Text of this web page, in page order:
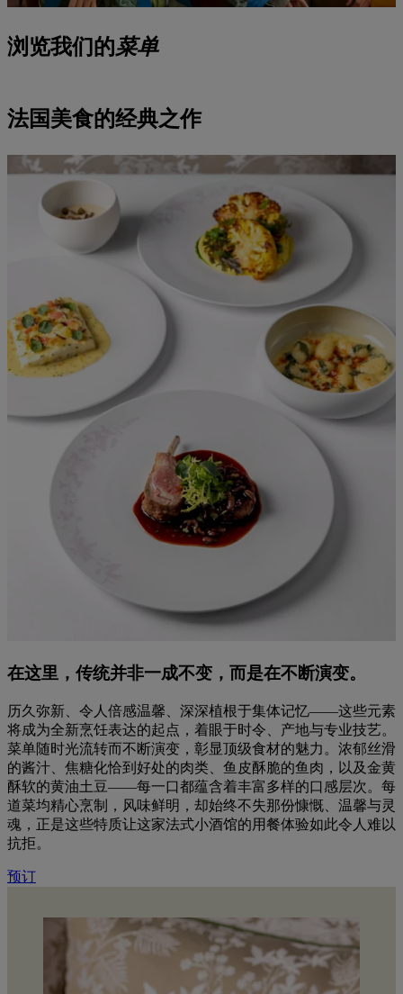
浏览我们的菜单
法国美食的经典之作
在这里，传统并非一成不变，而是在不断演变。
历久弥新、令人倍感温馨、深深植根于集体记忆——这些元素
将成为全新烹饪表达的起点，着眼于时令、产地与专业技艺。
菜单随时光流转而不断演变，彰显顶级食材的魅力。浓郁丝滑
的酱汁、焦糖化恰到好处的肉类、鱼皮酥脆的鱼肉，以及金黄
酥软的黄油土豆——每一口都蕴含着丰富多样的口感层次。每
道菜均精心烹制，风味鲜明，却始终不失那份慷慨、温馨与灵
魂，正是这些特质让这家法式小酒馆的用餐体验如此令人难以
抗拒。
预订